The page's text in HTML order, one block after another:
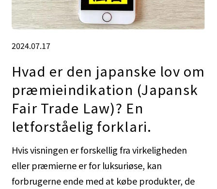
2024.07.17
Hvad er den japanske lov om
præmieindikation (Japansk
Fair Trade Law)? En
letforståelig forklari.
Hvis visningen er forskellig fra virkeligheden
eller præmierne er for luksuriøse, kan
forbrugerne ende med at købe produkter, de